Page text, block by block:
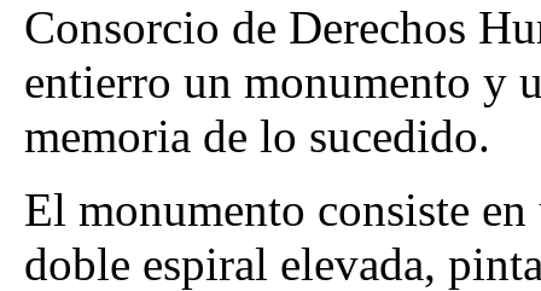
Consorcio de Derechos
entierro un monumento y
memoria de lo sucedido.
El monumento consiste
doble espiral elevada,